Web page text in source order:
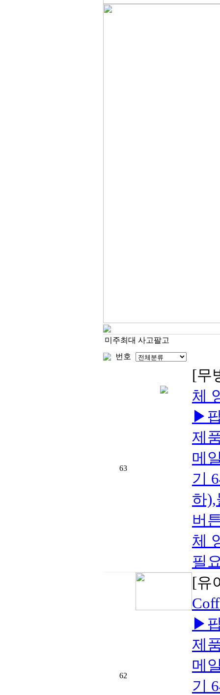
미주최대 사고팔고
번호
63
[무
체
▶
제
메
기
하
버
체
필
62
[유
▶
제
메
기